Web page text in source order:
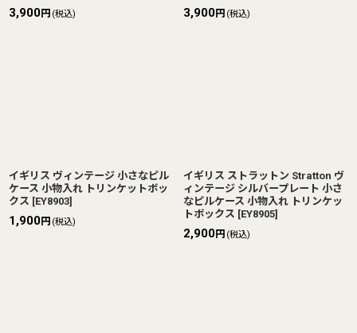
3,900円 (税込) 3,900円 (税込)
イギリス ヴィンテージ 小さなピル
ケース 小物入れ トリンケットボッ
クス [EY8903]
1,900円 (税込)
イギリス ストラットン Stratton ヴ
ィンテージ シルバープレート 小さ
なピルケース 小物入れ トリンケッ
トボックス [EY8905]
2,900円 (税込)